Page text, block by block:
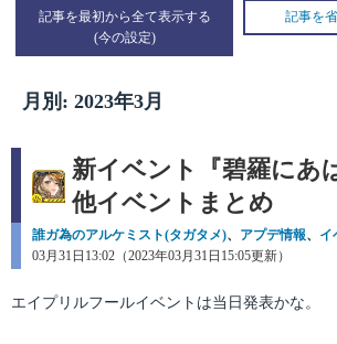
記事を最初から全て表示する 記事を
月別: 2023年3月
新イベント『碧羅にあ
他イベントまとめ
カ
テ
リ
誰ガ為のアルケミスト(タガタメ)、 アプデ情報、 イ
03月31日13:02（2023年03月31日15:05更新）
エイプリルフールイベントは当日発表かな。